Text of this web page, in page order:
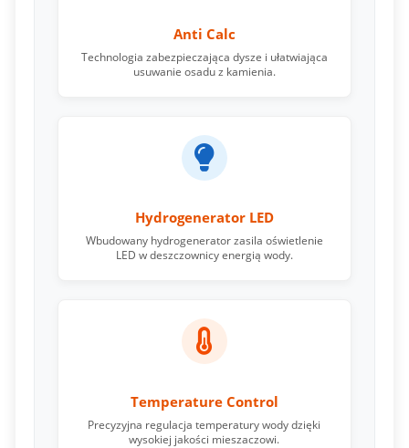
Anti Calc
Technologia zabezpieczająca dysze i ułatwiająca
usuwanie osadu z kamienia.
Hydrogenerator LED
Wbudowany hydrogenerator zasila oświetlenie
LED w deszczownicy energią wody.
Temperature Control
Precyzyjna regulacja temperatury wody dzięki
wysokiej jakości mieszaczowi.